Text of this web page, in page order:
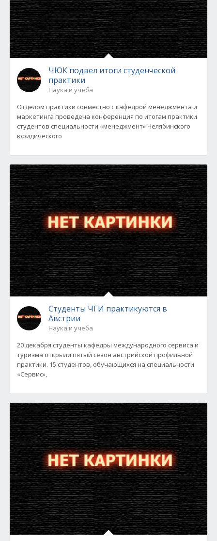
ЧЮК подвел итоги студенческой
практики
Наука и учеба
Отделом практики совместно с кафедрой менеджмента и
маркетинга проведена конференция по итогам практики
студентов специальности «менеджмент» Челябинского
юридического
Студенты ЧГИ практикуются в
Австрии
Наука и учеба
20 декабря студенты кафедры международного сервиса и
туризма открыли пятый сезон австрийской профильной
практики. 15 студентов, обучающихся на специальности
«Сервис»,